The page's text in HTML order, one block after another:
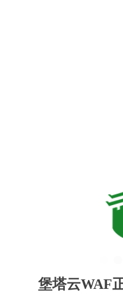
堡塔云WAF